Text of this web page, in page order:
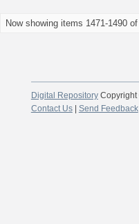
Now showing items 1471-1490
Digital RepositoryCopyright
Contact Us| Send Feedback